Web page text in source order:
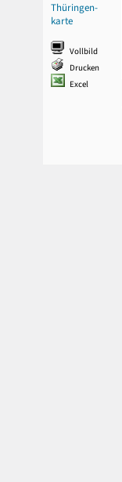
Thüringen-
karte
Vollbild
Drucken
Excel